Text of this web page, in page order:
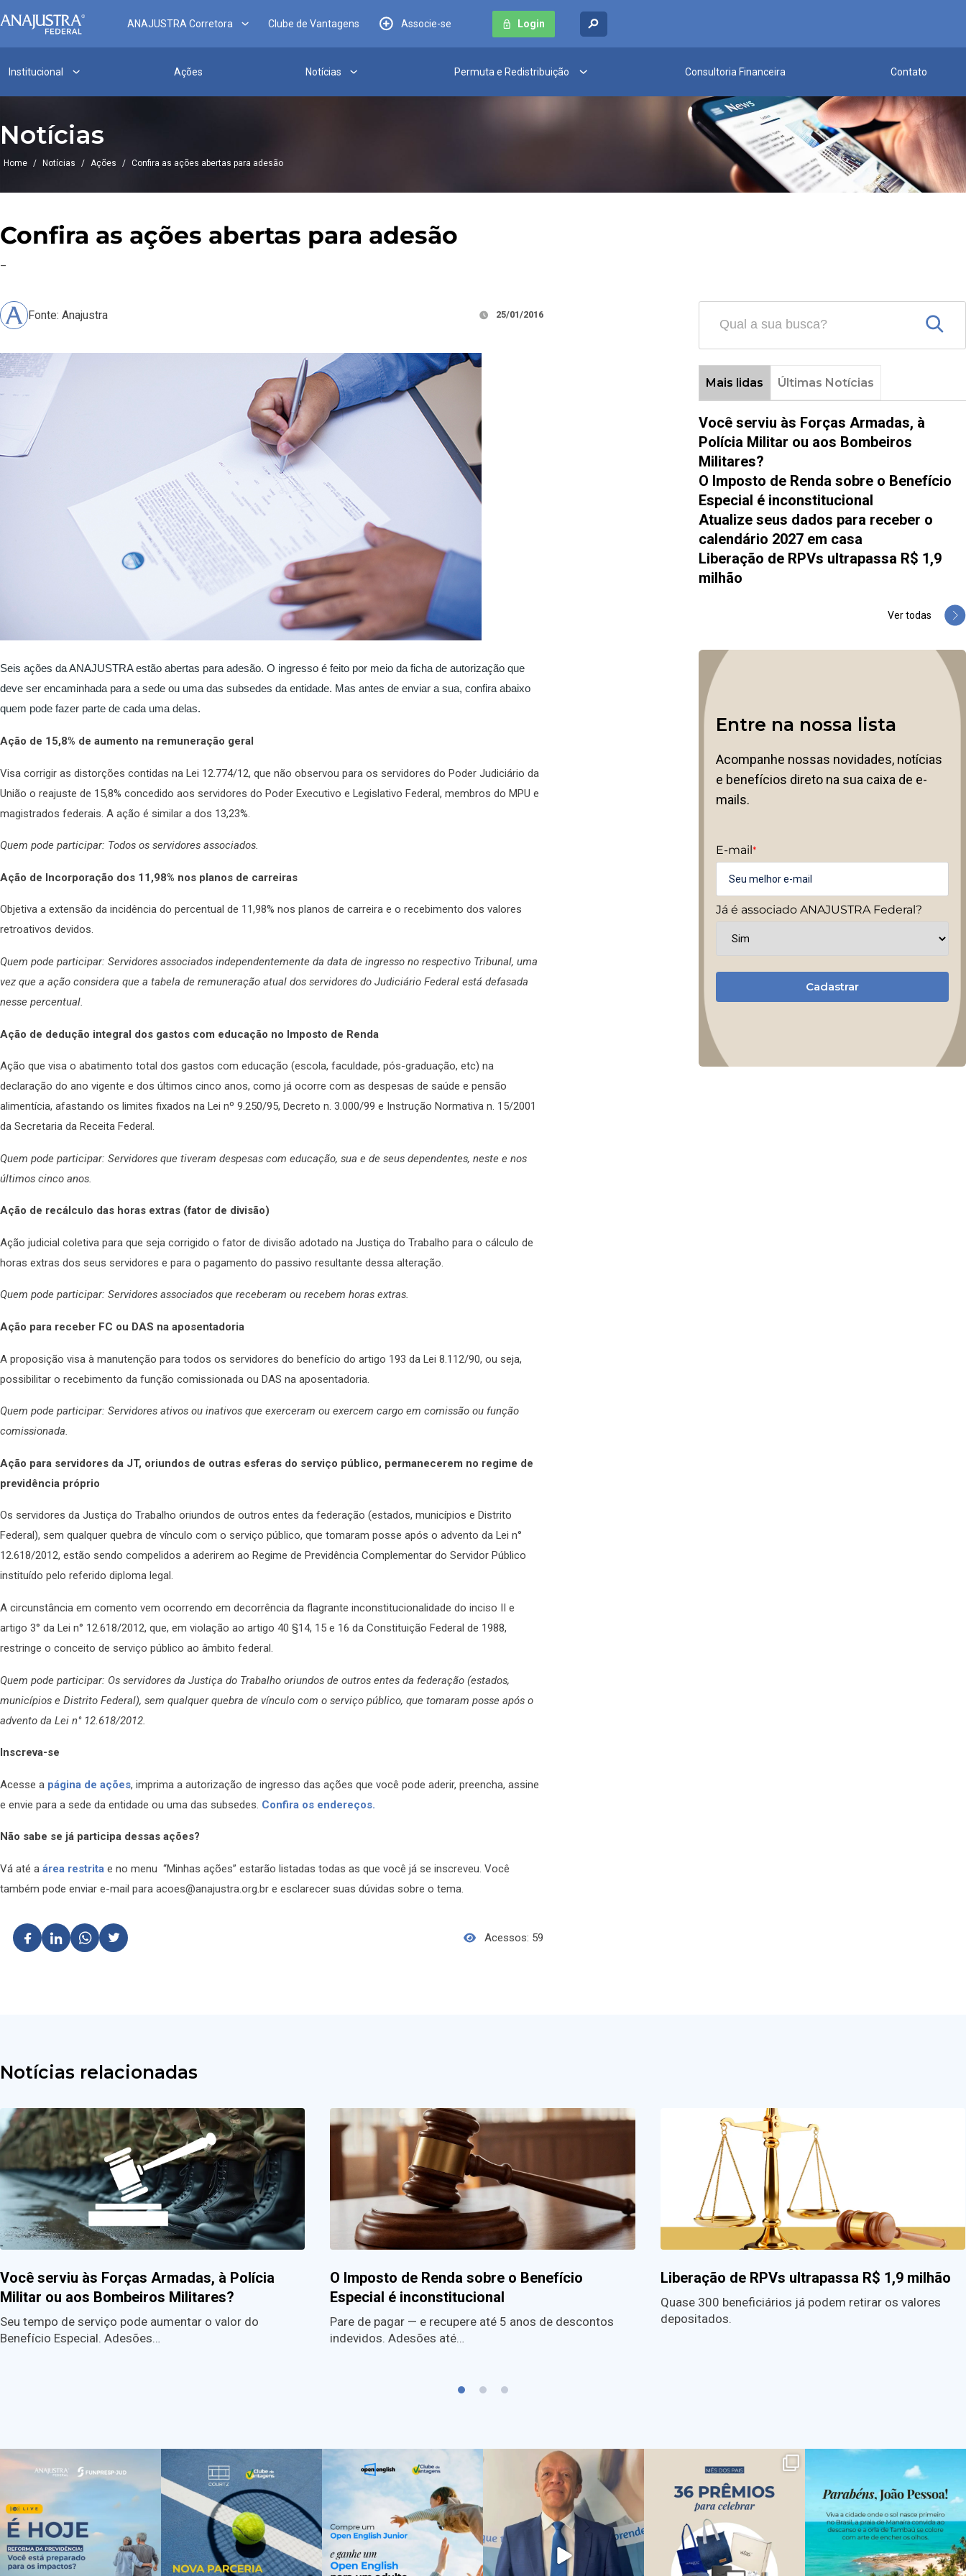
ANAJUSTRA Corretora Clube de Vantagens Associe-se Login
Institucional Ações Notícias Permuta e Redistribuição Consultoria Financeira Contato
Notícias
Home / Notícias / Ações / Confira as ações abertas para adesão
Confira as ações abertas para adesão
–
Fonte: Anajustra 25/01/2016
Seis ações da ANAJUSTRA estão abertas para adesão. O ingresso é feito por meio da ficha de autorização que
deve ser encaminhada para a sede ou uma das subsedes da entidade. Mas antes de enviar a sua, confira abaixo
quem pode fazer parte de cada uma delas.
Ação de 15,8% de aumento na remuneração geral
Visa corrigir as distorções contidas na Lei 12.774/12, que não observou para os servidores do Poder Judiciário da
União o reajuste de 15,8% concedido aos servidores do Poder Executivo e Legislativo Federal, membros do MPU e
magistrados federais. A ação é similar a dos 13,23%.
Quem pode participar: Todos os servidores associados.
Ação de Incorporação dos 11,98% nos planos de carreiras
Objetiva a extensão da incidência do percentual de 11,98% nos planos de carreira e o recebimento dos valores
retroativos devidos.
Quem pode participar: Servidores associados independentemente da data de ingresso no respectivo Tribunal, uma
vez que a ação considera que a tabela de remuneração atual dos servidores do Judiciário Federal está defasada
nesse percentual.
Ação de dedução integral dos gastos com educação no Imposto de Renda
Ação que visa o abatimento total dos gastos com educação (escola, faculdade, pós-graduação, etc) na
declaração do ano vigente e dos últimos cinco anos, como já ocorre com as despesas de saúde e pensão
alimentícia, afastando os limites fixados na Lei nº 9.250/95, Decreto n. 3.000/99 e Instrução Normativa n. 15/2001
da Secretaria da Receita Federal.
Quem pode participar: Servidores que tiveram despesas com educação, sua e de seus dependentes, neste e nos
últimos cinco anos.
Ação de recálculo das horas extras (fator de divisão)
Ação judicial coletiva para que seja corrigido o fator de divisão adotado na Justiça do Trabalho para o cálculo de
horas extras dos seus servidores e para o pagamento do passivo resultante dessa alteração.
Quem pode participar: Servidores associados que receberam ou recebem horas extras.
Ação para receber FC ou DAS na aposentadoria
A proposição visa à manutenção para todos os servidores do benefício do artigo 193 da Lei 8.112/90, ou seja,
possibilitar o recebimento da função comissionada ou DAS na aposentadoria.
Quem pode participar: Servidores ativos ou inativos que exerceram ou exercem cargo em comissão ou função
comissionada.
Ação para servidores da JT, oriundos de outras esferas do serviço público, permanecerem no regime de
previdência próprio
Os servidores da Justiça do Trabalho oriundos de outros entes da federação (estados, municípios e Distrito
Federal), sem qualquer quebra de vínculo com o serviço público, que tomaram posse após o advento da Lei n°
12.618/2012, estão sendo compelidos a aderirem ao Regime de Previdência Complementar do Servidor Público
instituído pelo referido diploma legal.
A circunstância em comento vem ocorrendo em decorrência da flagrante inconstitucionalidade do inciso II e
artigo 3° da Lei n° 12.618/2012, que, em violação ao artigo 40 §14, 15 e 16 da Constituição Federal de 1988,
restringe o conceito de serviço público ao âmbito federal.
Quem pode participar: Os servidores da Justiça do Trabalho oriundos de outros entes da federação (estados,
municípios e Distrito Federal), sem qualquer quebra de vínculo com o serviço público, que tomaram posse após o
advento da Lei n° 12.618/2012.
Inscreva-se
Acesse a página de ações, imprima a autorização de ingresso das ações que você pode aderir, preencha, assine
e envie para a sede da entidade ou uma das subsedes. Confira os endereços.
Não sabe se já participa dessas ações?
Vá até a área restrita e no menu “Minhas ações” estarão listadas todas as que você já se inscreveu. Você
também pode enviar e-mail para acoes@anajustra.org.br e esclarecer suas dúvidas sobre o tema.
Acessos: 59
Mais lidas Últimas Notícias
Você serviu às Forças Armadas, à
Polícia Militar ou aos Bombeiros
Militares?
O Imposto de Renda sobre o Benefício
Especial é inconstitucional
Atualize seus dados para receber o
calendário 2027 em casa
Liberação de RPVs ultrapassa R$ 1,9
milhão
Ver todas
Entre na nossa lista
Acompanhe nossas novidades, notícias
e benefícios direto na sua caixa de e-
mails.
E-mail *
Já é associado ANAJUSTRA Federal?
Cadastrar
Notícias relacionadas
Você serviu às Forças Armadas, à Polícia
Militar ou aos Bombeiros Militares?
Seu tempo de serviço pode aumentar o valor do
Benefício Especial. Adesões…
O Imposto de Renda sobre o Benefício
Especial é inconstitucional
Pare de pagar — e recupere até 5 anos de descontos
indevidos. Adesões até…
Liberação de RPVs ultrapassa R$ 1,9 milhão
Quase 300 beneficiários já podem retirar os valores
depositados.